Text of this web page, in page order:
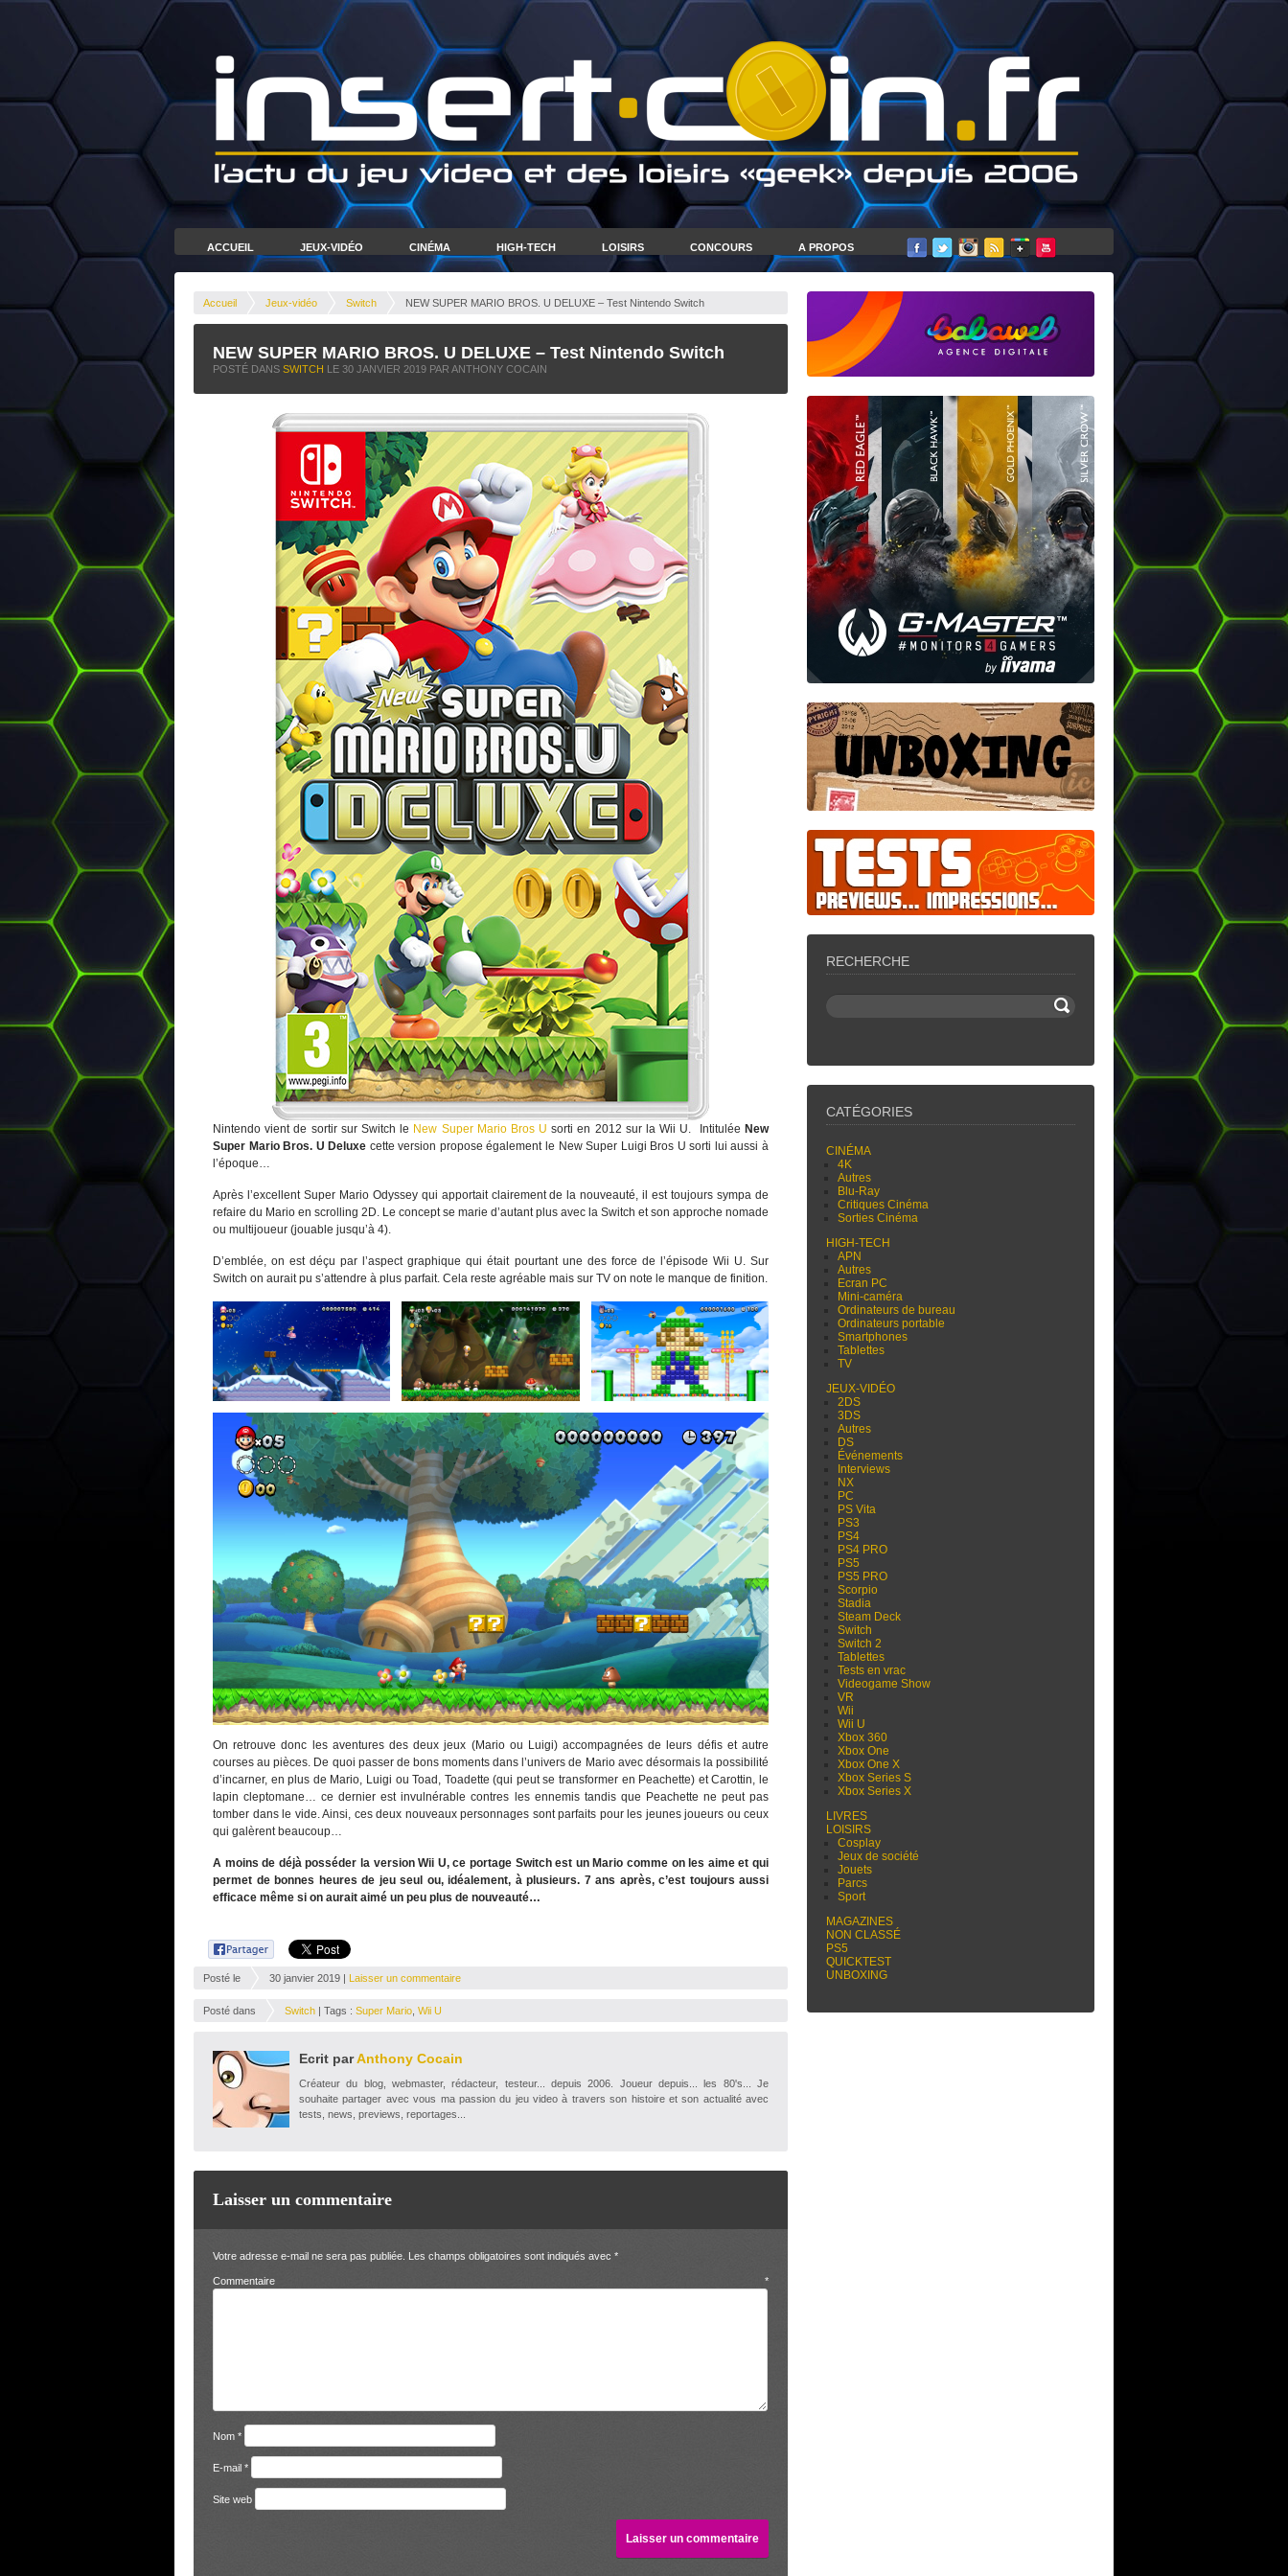
ACCUEIL JEUX-VIDÉO CINÉMA HIGH-TECH LOISIRS CONCOURS A PROPOS
Accueil Jeux-vidéo Switch NEW SUPER MARIO BROS. U DELUXE – Test Nintendo Switch
NEW SUPER MARIO BROS. U DELUXE – Test Nintendo Switch
POSTÉ DANS SWITCH LE 30 JANVIER 2019 PAR ANTHONY COCAIN
Nintendo vient de sortir sur Switch le New Super Mario Bros U sorti en 2012 sur la Wii U. Intitulée New
Super Mario Bros. U Deluxe cette version propose également le New Super Luigi Bros U sorti lui aussi à
l’époque…
Après l’excellent Super Mario Odyssey qui apportait clairement de la nouveauté, il est toujours sympa de
refaire du Mario en scrolling 2D. Le concept se marie d’autant plus avec la Switch et son approche nomade
ou multijoueur (jouable jusqu’à 4).
D’emblée, on est déçu par l’aspect graphique qui était pourtant une des force de l’épisode Wii U. Sur
Switch on aurait pu s’attendre à plus parfait. Cela reste agréable mais sur TV on note le manque de finition.
On retrouve donc les aventures des deux jeux (Mario ou Luigi) accompagnées de leurs défis et autre
courses au pièces. De quoi passer de bons moments dans l’univers de Mario avec désormais la possibilité
d’incarner, en plus de Mario, Luigi ou Toad, Toadette (qui peut se transformer en Peachette) et Carottin, le
lapin cleptomane… ce dernier est invulnérable contres les ennemis tandis que Peachette ne peut pas
tomber dans le vide. Ainsi, ces deux nouveaux personnages sont parfaits pour les jeunes joueurs ou ceux
qui galèrent beaucoup…
A moins de déjà posséder la version Wii U, ce portage Switch est un Mario comme on les aime et qui
permet de bonnes heures de jeu seul ou, idéalement, à plusieurs. 7 ans après, c’est toujours aussi
efficace même si on aurait aimé un peu plus de nouveauté…
Posté le 30 janvier 2019 | Laisser un commentaire
Posté dans Switch | Tags : Super Mario, Wii U
Ecrit parAnthony Cocain
Créateur du blog, webmaster, rédacteur, testeur... depuis 2006. Joueur depuis... les 80's... Je
souhaite partager avec vous ma passion du jeu video à travers son histoire et son actualité avec
tests, news, previews, reportages...
Laisser un commentaire
Votre adresse e-mail ne sera pas publiée. Les champs obligatoires sont indiqués avec *
Commentaire *
Nom *
E-mail *
Site web
RECHERCHE
CATÉGORIES
CINÉMA
4K
Autres
Blu-Ray
Critiques Cinéma
Sorties Cinéma
HIGH-TECH
APN
Autres
Ecran PC
Mini-caméra
Ordinateurs de bureau
Ordinateurs portable
Smartphones
Tablettes
TV
JEUX-VIDÉO
2DS
3DS
Autres
DS
Événements
Interviews
NX
PC
PS Vita
PS3
PS4
PS4 PRO
PS5
PS5 PRO
Scorpio
Stadia
Steam Deck
Switch
Switch 2
Tablettes
Tests en vrac
Videogame Show
VR
Wii
Wii U
Xbox 360
Xbox One
Xbox One X
Xbox Series S
Xbox Series X
LIVRES
LOISIRS
Cosplay
Jeux de société
Jouets
Parcs
Sport
MAGAZINES
NON CLASSÉ
PS5
QUICKTEST
UNBOXING